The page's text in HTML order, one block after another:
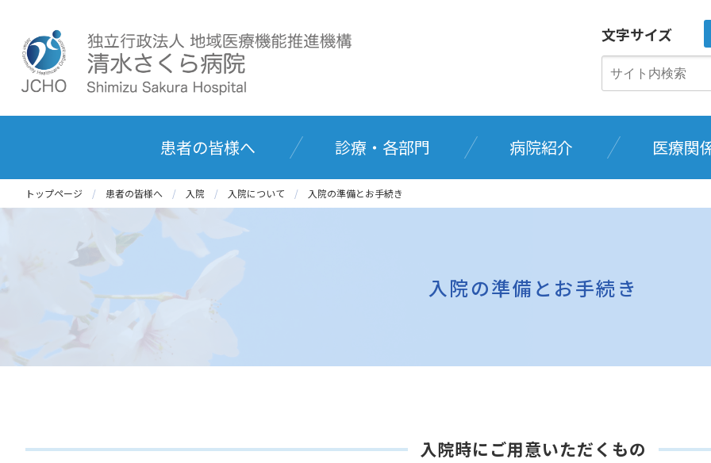
文字サイズ
患者の皆様へ 診療・各部門 病院紹介 医療関
トップページ 患者の皆様へ 入院 入院について 入院の準備とお手続き
入院の準備とお手続き
入院時にご用意いただくもの